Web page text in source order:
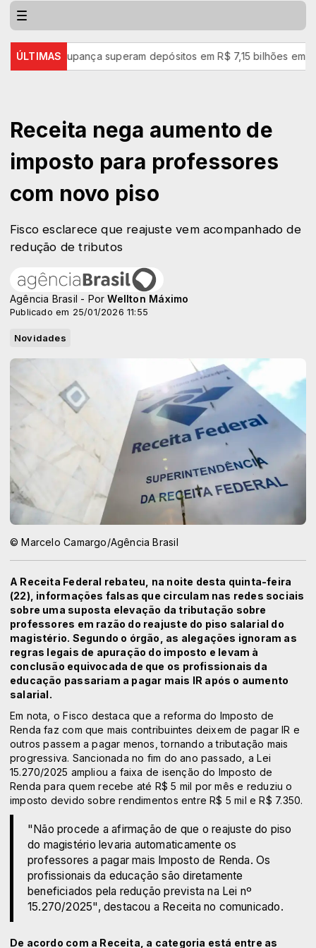
ÚLTIMAS
poupança superam depósitos em R$ 7,15 bilhões em julho
Receita nega aumento de
imposto para professores
com novo piso
Fisco esclarece que reajuste vem acompanhado de
redução de tributos
Agência Brasil - PorWellton Máximo
Publicado em 25/01/2026 11:55
Novidades
© Marcelo Camargo/Agência Brasil
A Receita Federal rebateu, na noite desta quinta-feira
(22), informações falsas que circulam nas redes sociais
sobre uma suposta elevação da tributação sobre
professores em razão do reajuste do piso salarial do
magistério. Segundo o órgão, as alegações ignoram as
regras legais de apuração do imposto e levam à
conclusão equivocada de que os profissionais da
educação passariam a pagar mais IR após o aumento
salarial.
Em nota, o Fisco destaca que a reforma do Imposto de
Renda faz com que mais contribuintes deixem de pagar IR e
outros passem a pagar menos, tornando a tributação mais
progressiva. Sancionada no fim do ano passado, aLei
15.270/2025 ampliou a faixa de isenção do Imposto de
Renda para quem recebe até R$ 5 mil por mês e reduziu o
imposto devido sobre rendimentos entre R$ 5 mil e R$ 7.350.
"Não procede a afirmação de que o reajuste do piso
do magistério levaria automaticamente os
professores a pagar mais Imposto de Renda. Os
profissionais da educação são diretamente
beneficiados pela redução prevista na Lei nº
15.270/2025", destacou a Receita no comunicado.
De acordo com a Receita, a categoria está entre as